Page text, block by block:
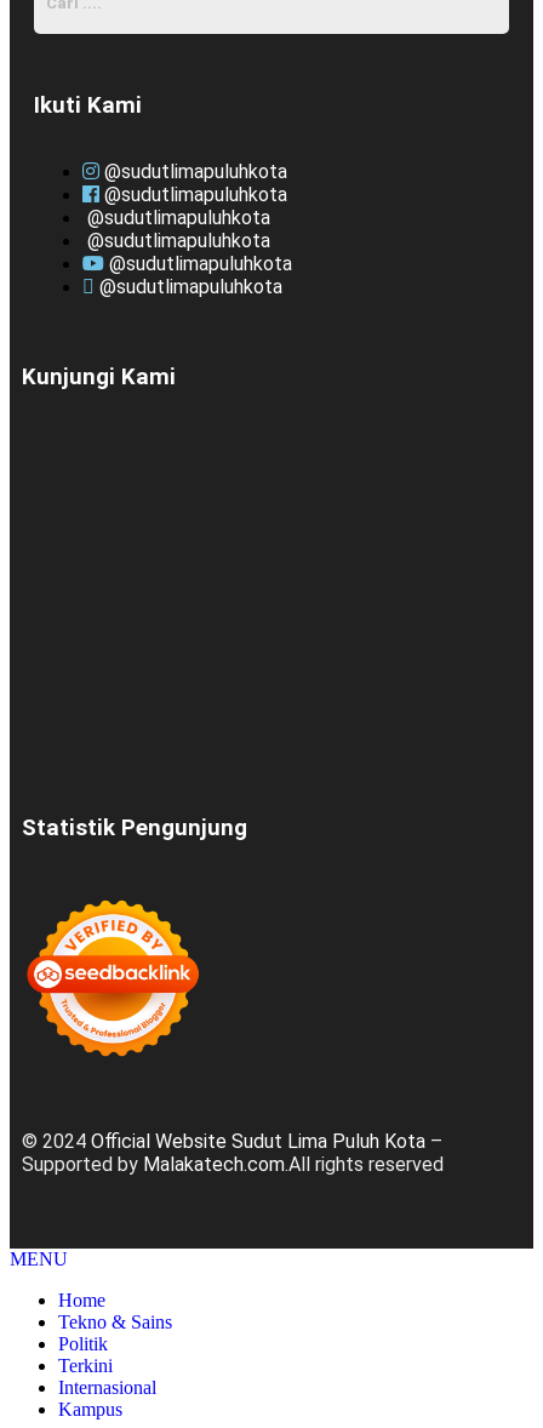
Ikuti Kami
@sudutlimapuluhkota
@sudutlimapuluhkota
@sudutlimapuluhkota
@sudutlimapuluhkota
@sudutlimapuluhkota
@sudutlimapuluhkota
Kunjungi Kami
Statistik Pengunjung
© 2024 Official Website Sudut Lima Puluh Kota –
Supported by Malakatech.com.All rights reserved
MENU
Home
Tekno & Sains
Politik
Terkini
Internasional
Kampus